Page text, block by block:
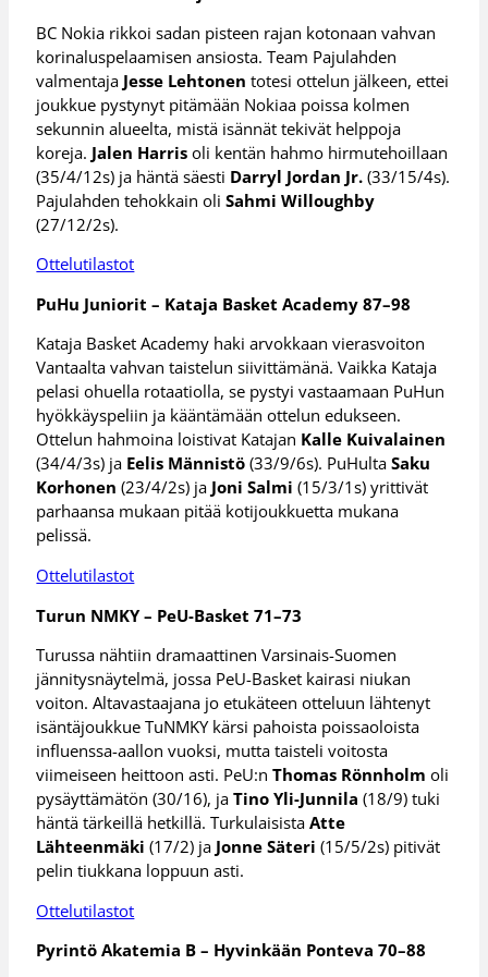
BC Nokia rikkoi sadan pisteen rajan kotonaan vahvan
korinaluspelaamisen ansiosta. Team Pajulahden
valmentaja Jesse Lehtonen totesi ottelun jälkeen, ettei
joukkue pystynyt pitämään Nokiaa poissa kolmen
sekunnin alueelta, mistä isännät tekivät helppoja
koreja. Jalen Harris oli kentän hahmo hirmutehoillaan
(35/4/12s) ja häntä säesti Darryl Jordan Jr. (33/15/4s).
Pajulahden tehokkain oliSahmi Willoughby
(27/12/2s).
Ottelutilastot
PuHu Juniorit – Kataja Basket Academy 87–98
Kataja Basket Academy haki arvokkaan vierasvoiton
Vantaalta vahvan taistelun siivittämänä. Vaikka Kataja
pelasi ohuella rotaatiolla, se pystyi vastaamaan PuHun
hyökkäyspeliin ja kääntämään ottelun edukseen.
Ottelun hahmoina loistivat Katajan Kalle Kuivalainen
(34/4/3s) ja Eelis Männistö (33/9/6s). PuHultaSaku
Korhonen (23/4/2s) ja Joni Salmi (15/3/1s) yrittivät
parhaansa mukaan pitää kotijoukkuetta mukana
pelissä.
Ottelutilastot
Turun NMKY – PeU-Basket 71–73
Turussa nähtiin dramaattinen Varsinais-Suomen
jännitysnäytelmä, jossa PeU-Basket kairasi niukan
voiton. Altavastaajana jo etukäteen otteluun lähtenyt
isäntäjoukkue TuNMKY kärsi pahoista poissaoloista
influenssa-aallon vuoksi, mutta taisteli voitosta
viimeiseen heittoon asti. PeU:nThomas Rönnholm oli
pysäyttämätön (30/16), jaTino Yli-Junnila (18/9) tuki
häntä tärkeillä hetkillä. TurkulaisistaAtte
Lähteenmäki (17/2) ja Jonne Säteri (15/5/2s) pitivät
pelin tiukkana loppuun asti.
Ottelutilastot
Pyrintö Akatemia B – Hyvinkään Ponteva 70–88